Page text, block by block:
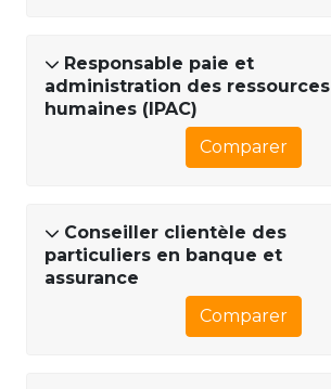
Responsable paie et
administration des ressources
humaines (IPAC)
Comparer
Conseiller clientèle des
particuliers en banque et
assurance
Comparer